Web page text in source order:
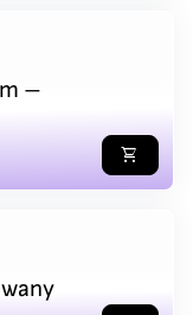
–
shopping_cart